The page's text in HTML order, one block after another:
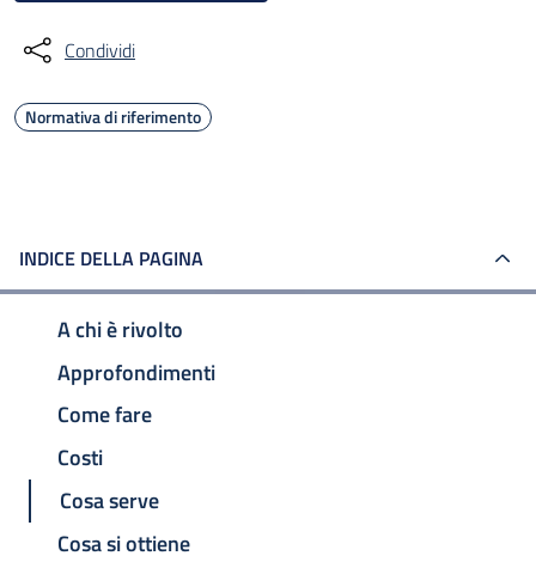
Condividi
Normativa di riferimento
INDICE DELLA PAGINA
A chi è rivolto
Approfondimenti
Come fare
Costi
Cosa serve
Cosa si ottiene